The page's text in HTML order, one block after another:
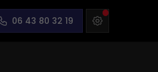
06 43 80 32 19